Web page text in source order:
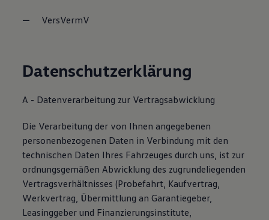
VersVermV
Datenschutzerklärung
A - Datenverarbeitung zur Vertragsabwicklung
Die Verarbeitung der von Ihnen angegebenen
personenbezogenen Daten in Verbindung mit den
technischen Daten Ihres Fahrzeuges durch uns, ist zur
ordnungsgemäßen Abwicklung des zugrundeliegenden
Vertragsverhältnisses (Probefahrt, Kaufvertrag,
Werkvertrag, Übermittlung an Garantiegeber,
Leasinggeber und Finanzierungsinstitute,